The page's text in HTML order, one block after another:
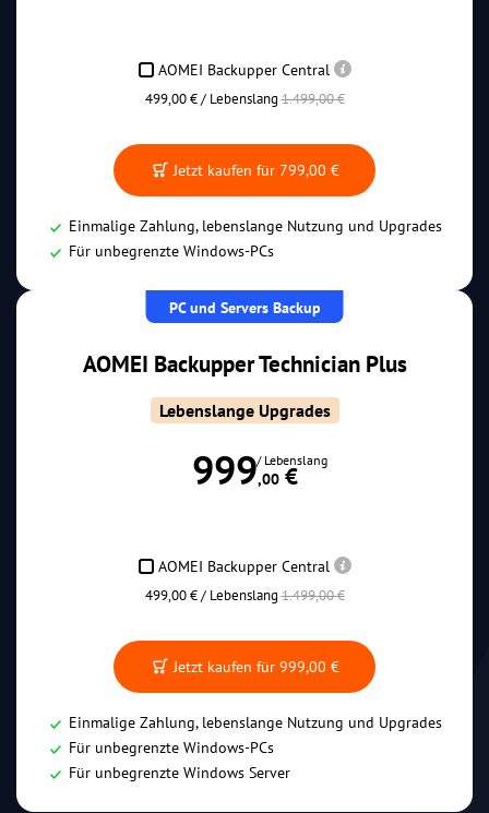
AOMEI Backupper Central
499,00 € / Lebenslang1.499,00 €
Jetzt kaufen für 799,00 €
Einmalige Zahlung, lebenslange Nutzung und Upgrades
Für unbegrenzte Windows-PCs
PC und Servers Backup
AOMEI Backupper Technician Plus
Lebenslange Upgrades
999,00 €
/ Lebenslang
AOMEI Backupper Central
499,00 € / Lebenslang1.499,00 €
Jetzt kaufen für 999,00 €
Einmalige Zahlung, lebenslange Nutzung und Upgrades
Für unbegrenzte Windows-PCs
Für unbegrenzte Windows Server